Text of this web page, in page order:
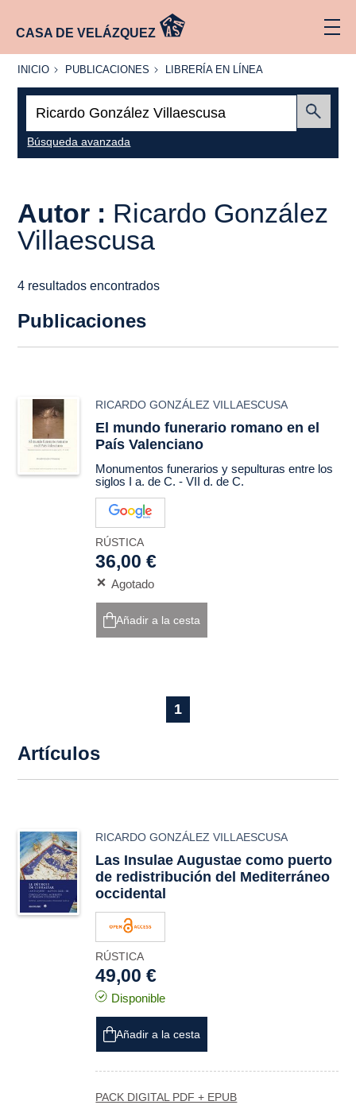
CASA DE VELÁZQUEZ
INICIO
INICIO PUBLICACIONES
PUBLICACIONES
LIBRERÍA
LÍNEA
LIBRERÍA EN LÍNEA
Búsqueda avanzada
Autor : Ricardo González
Villaescusa
4 resultados encontrados
Publicaciones
RICARDO GONZÁLEZ VILLAESCUSA
El mundo funerario romano en el
País Valenciano
Monumentos funerarios y sepulturas entre los
siglos I a. de C. - VII d. de C.
RÚSTICA
36,00 €
Agotado
Añadir a la cesta
1
Artículos
RICARDO GONZÁLEZ VILLAESCUSA
Las Insulae Augustae como puerto
de redistribución del Mediterráneo
occidental
RÚSTICA
49,00 €
Disponible
Añadir a la cesta
PACK DIGITAL PDF + EPUB